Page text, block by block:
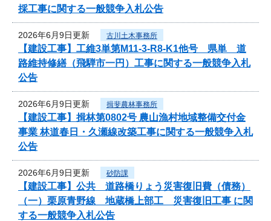
採工事に関する一般競争入札公告
2026年6月9日更新 古川土木事務所
【建設工事】工維3単第M11-3-R8-K1他号 県単 道
路維持修繕（飛騨市一円）工事に関する一般競争入札
公告
2026年6月9日更新 揖斐農林事務所
【建設工事】揖林第0802号 農山漁村地域整備交付金
事業 林道春日・久瀬線改築工事に関する一般競争入札
公告
2026年6月9日更新 砂防課
【建設工事】公共 道路橋りょう災害復旧費（債務）
（一）栗原青野線 地蔵橋上部工 災害復旧工事 に関
する一般競争入札公告